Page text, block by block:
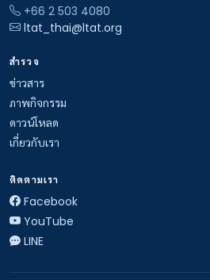
+66 2 503 4080
ltat_thai@ltat.org
สำรวจ
ข่าวสาร
ภาพกิจกรรม
ดาวน์โหลด
เกี่ยวกับเรา
ติดตามเรา
Facebook
YouTube
LINE